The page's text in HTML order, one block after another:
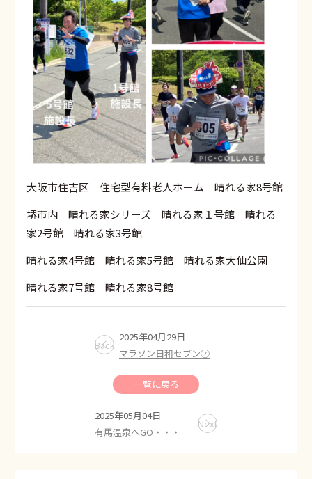
大阪市住吉区 住宅型有料老人ホーム 晴れる家8号館
堺市内 晴れる家シリーズ 晴れる家１号館 晴れる
家2号館 晴れる家3号館
晴れる家4号館 晴れる家5号館 晴れる家大仙公園
晴れる家7号館 晴れる家8号館
Back
2025年04月29日
マラソン日和セブン⑦
一覧に戻る
2025年05月04日
有馬温泉へGO・・・
Next